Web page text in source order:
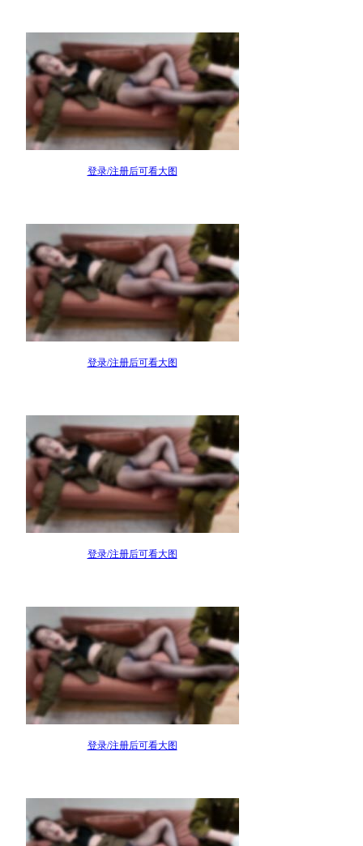
登录/注册后可看大图
登录/注册后可看大图
登录/注册后可看大图
登录/注册后可看大图